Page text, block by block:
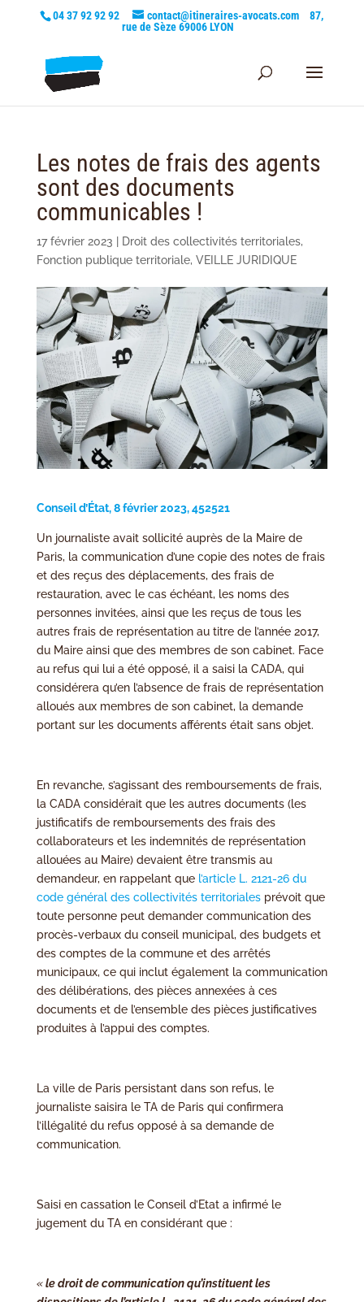
04 37 92 92 92 contact@itineraires-avocats.com
87,
rue de Sèze 69006 LYON
Les notes de frais des agents
sont des documents
communicables !
17 février 2023 Droit des collectivités territoriales,
Fonction publique territoriale, VEILLE JURIDIQUE
Conseil d’État, 8 février 2023, 452521
Un journaliste avait sollicité auprès de la Maire de
Paris, la communication d’une copie des notes de frais
et des reçus des déplacements, des frais de
restauration, avec le cas échéant, les noms des
personnes invitées, ainsi que les reçus de tous les
autres frais de représentation au titre de l’année 2017,
du Maire ainsi que des membres de son cabinet. Face
au refus qui lui a été opposé, il a saisi la CADA, qui
considérera qu’en l’absence de frais de représentation
alloués aux membres de son cabinet, la demande
portant sur les documents afférents était sans objet.
En revanche, s’agissant des remboursements de frais,
la CADA considérait que les autres documents (les
justificatifs de remboursements des frais des
collaborateurs et les indemnités de représentation
allouées au Maire) devaient être transmis au
demandeur, en rappelant que l’article L. 2121-26 du
code général des collectivités territorialesprévoit que
toute personne peut demander communication des
procès-verbaux du conseil municipal, des budgets et
des comptes de la commune et des arrêtés
municipaux, ce qui inclut également la communication
des délibérations, des pièces annexées à ces
documents et de l’ensemble des pièces justificatives
produites à l’appui des comptes.
La ville de Paris persistant dans son refus, le
journaliste saisira le TA de Paris qui confirmera
l’illégalité du refus opposé à sa demande de
communication.
Saisi en cassation le Conseil d’Etat a infirmé le
jugement du TA en considérant que :
«le droit de communication qu’instituent les